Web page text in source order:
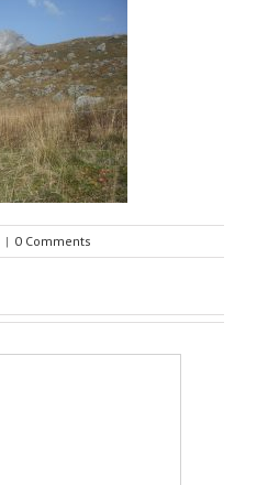
| 0 Comments